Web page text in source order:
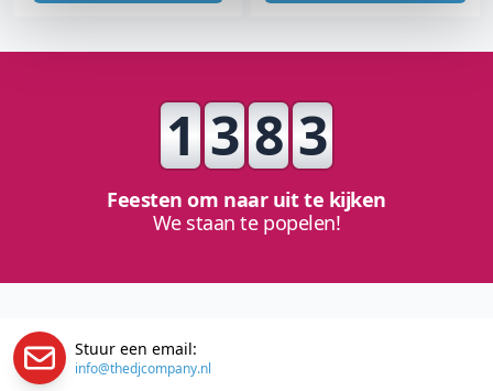
1 3 8 3
Feesten om naar uit te kijken
We staan te popelen!
Stuur een email:
info@thedjcompany.nl